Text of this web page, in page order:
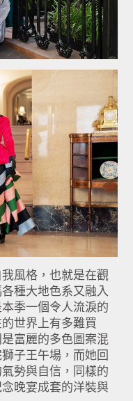
風格，也就是在觀
種大地色系又融入
季一個令人流淚的
世界上有多難買
是富麗的多色圖案混
子王午場，而她回
勢與自信，同樣的
晚宴成套的洋裝與